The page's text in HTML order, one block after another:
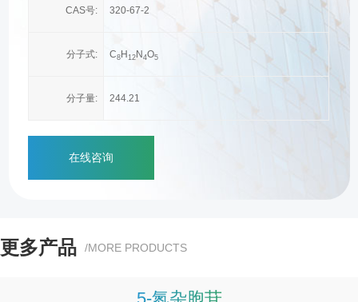
CAS号: 320-67-2
分子式: C8 H 12 N 4O5
分子量: 244.21
在线咨询
更多产品 /MORE PRODUCTS